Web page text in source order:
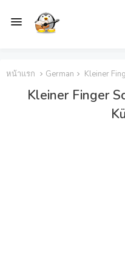
หน้าแรก German Kleiner
Kleiner Finger